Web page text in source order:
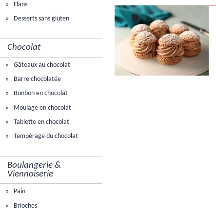
Flans
Desserts sans gluten
Chocolat
Gâteaux au chocolat
Barre chocolatée
Bonbon en chocolat
Moulage en chocolat
Tablette en chocolat
Tempérage du chocolat
Boulangerie &
Viennoiserie
Pain
Brioches